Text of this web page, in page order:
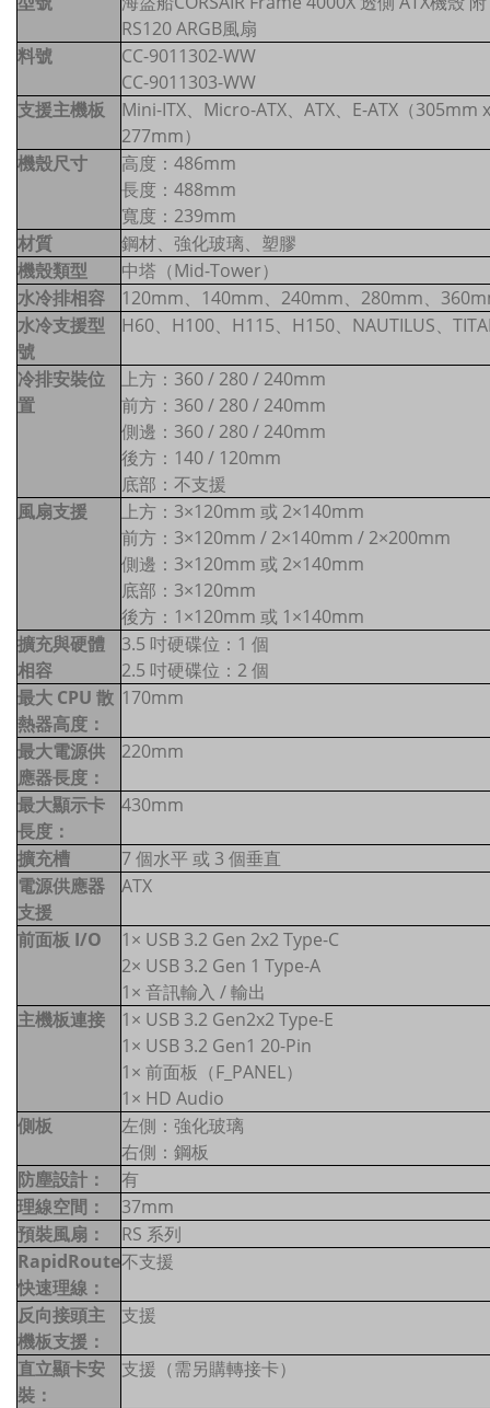
RS120 ARGB風扇
料號
CC-9011302-WW
CC-9011303-WW
支援主機板
Mini-ITX、Micro-ATX、ATX、E-ATX（305mm x
277mm）
機殼尺寸
高度：486mm
長度：488mm
寬度：239mm
材質
鋼材、強化玻璃、塑膠
機殼類型
中塔（Mid-Tower）
水冷排相容
120mm、140mm、240mm、280mm、
水冷支援型
號
H60、H100、H115、H150、NAUTILUS、
冷排安裝位
置
上方：360 / 280 / 240mm
前方：360 / 280 / 240mm
側邊：360 / 280 / 240mm
後方：140 / 120mm
底部：不支援
風扇支援
上方：3×120mm 或 2×140mm
前方：3×120mm / 2×140mm / 2×200mm
側邊：3×120mm 或 2×140mm
底部：3×120mm
後方：1×120mm 或 1×140mm
擴充與硬體
相容
3.5 吋硬碟位：1 個
2.5 吋硬碟位：2 個
最大 CPU 散
熱器高度：
170mm
最大電源供
應器長度：
220mm
最大顯示卡
長度：
430mm
擴充槽
7 個水平 或 3 個垂直
電源供應器
支援
ATX
前面板 I/O
1× USB 3.2 Gen 2x2 Type-C
2× USB 3.2 Gen 1 Type-A
1× 音訊輸入 / 輸出
主機板連接
1× USB 3.2 Gen2x2 Type-E
1× USB 3.2 Gen1 20-Pin
1× 前面板（F_PANEL）
1× HD Audio
側板
左側：強化玻璃
右側：鋼板
防塵設計：
有
理線空間：
37mm
預裝風扇：
RS 系列
RapidRoute
快速理線：
不支援
反向接頭主
機板支援：
支援
直立顯卡安
裝：
支援（需另購轉接卡）